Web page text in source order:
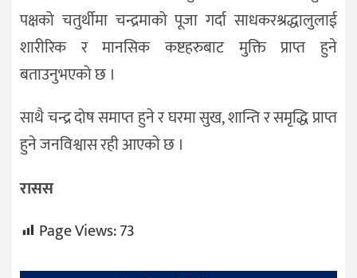
पक्षको चतुर्थीमा चन्द्रमाको पूजा गर्दा साधकरश्रद्धालुलाई
शारीरिक र मानसिक कष्टहरुबाट मुक्ति प्राप्त हुने
बताउनुभएको छ ।
साथै चन्द्र दोष समाप्त हुने र घरमा सुख, शान्ति र समृद्धि प्राप्त
हुने जनविश्वास रही आएको छ ।
रासस
Page Views:73